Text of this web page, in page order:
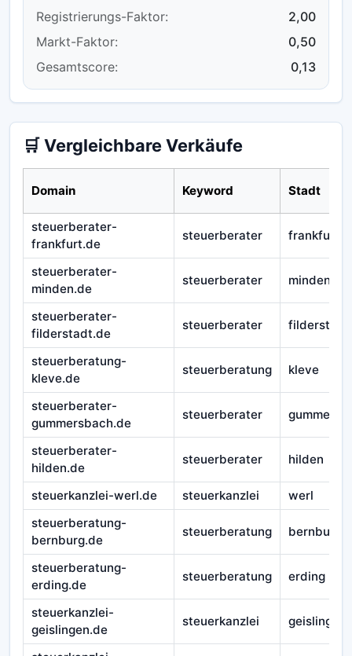
Registrierungs-Faktor:
2,00
Markt-Faktor:
0,50
Gesamtscore:
0,13
🛒 Vergleichbare Verkäufe
Domain Keyword Stadt
steuerberater-
frankfurt.de
steuerberater frankfurt
steuerberater-
minden.de
steuerberater minden
steuerberater-
filderstadt.de
steuerberater filderstadt
steuerberatung-
kleve.de
steuerberatung kleve
steuerberater-
gummersbach.de
steuerberater
steuerberater-
hilden.de
steuerberater hilden
steuerkanzlei-werl.de steuerkanzlei
werl
steuerberatung-
bernburg.de
steuerberatung bernburg
steuerberatung-
erding.de
steuerberatung erding
steuerkanzlei-
geislingen.de
steuerkanzlei geislingen